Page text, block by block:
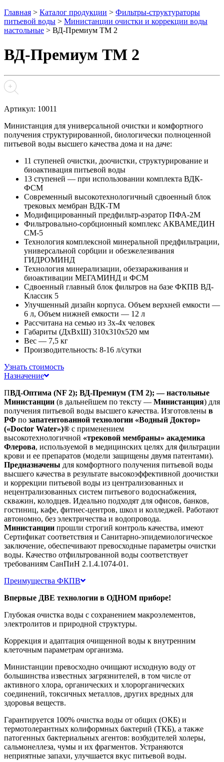
Главная > Каталог продукции > Фильтры-структураторы
питьевой воды > Министанции очистки и коррекции воды
настольные > ВД-Премиум ТМ 2
ВД-Премиум ТМ 2
Артикул: 10011
Министанция для универсальной очистки и комфортного
получения структурированной, биологически полноценной
питьевой воды высшего качества дома и на даче:
11 ступеней очистки, доочистки, структурирование и
биоактивация питьевой воды
13 ступеней — при использовании комплекта ВДК-
ФСМ
Современный высокотехнологичный сдвоенный блок
трековых мембран ВДК-ТМ
Модифицированный предфильтр-аэратор ПФА-2М
Фильтровально-сорбционный комплекс АКВАМЕДИН
СМ-5
Технология комплексной минеральной предфильтрации,
универсальной сорбции и обезжелезивания
ГИДРОМИНД
Технология минерализации, обеззараживания и
биоактивации МЕГАМИНД и ФСМ
Сдвоенный главный блок фильтров на базе ФКПВ ВД-
Классик 5
Улучшенный дизайн корпуса. Объем верхней емкости —
6 л, Объем нижней емкости — 12 л
Рассчитана на семью из 3х-4х человек
Габариты (ДхВхШ) 310х310х520 мм
Вес — 7,5 кг
Производительность: 8-16 л/сутки
Узнать стоимость
Назначение
ПВД-Оптима (NF 2); ВД-Премиум (ТМ 2); — настольные
Министанции (в дальнейшем по тексту — Министанция) для
получения питьевой воды высшего качества. Изготовлены в
РФ по запатентованной технологии «Водный Доктор»
(«Doctor Water»)® с применением
высокотехнологичной «трековой мембраны» академика
Флерова, используемой в медицинских целях для фильтрации
крови и ее препаратов (модели защищены двумя патентами).
Предназначены для комфортного получения питьевой воды
высшего качества в результате высокоэффективной доочистки
и коррекции питьевой воды из централизованных и
нецентрализованных систем питьевого водоснабжения,
скважин, колодцев. Идеально подходят для офисов, банков,
гостиниц, кафе, фитнес-центров, школ и колледжей. Работают
автономно, без электричества и водопровода.
Министанции прошли строгий контроль качества, имеют
Сертификат соответствия и Санитарно-эпидемиологическое
заключение, обеспечивают превосходные параметры очистки
воды. Качество отфильтрованной воды соответствует
требованиям СанПиН 2.1.4.1074-01.
Преимущества ФКПВ
Впервые ДВЕ технологии в ОДНОМ приборе!
Глубокая очистка воды с сохранением макроэлементов,
электролитов и природной структуры.
Коррекция и адаптация очищенной воды к внутренним
клеточным параметрам организма.
Министанции превосходно очищают исходную воду от
большинства известных загрязнителей, в том числе от
активного хлора, органических и хлорорганических
соединений, токсичных металлов, других вредных для
здоровья веществ.
Гарантируется 100% очистка воды от общих (ОКБ) и
термотолерантных колиформных бактерий (ТКБ), а также
патогенных бактериальных агентов: возбудителей холеры,
сальмонеллеза, чумы и их фрагментов. Устраняются
неприятные запахи, улучшается вкус питьевой воды.